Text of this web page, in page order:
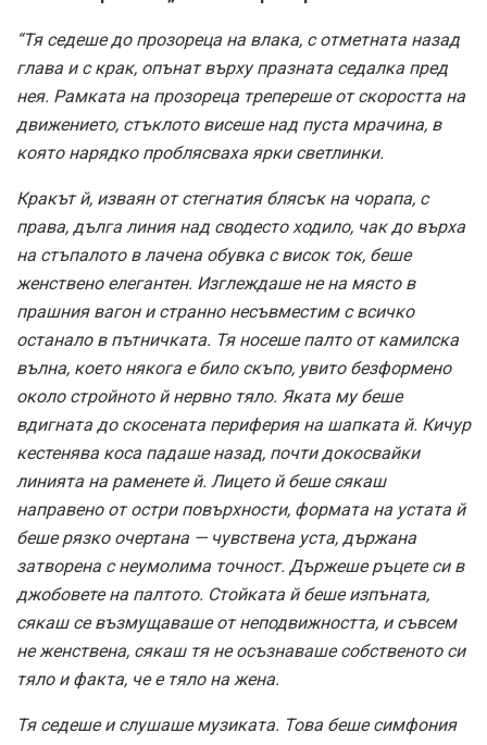
“Тя седеше до прозореца на влака, с отметната назад
глава и с крак, опънат върху празната седалка пред
нея. Рамката на прозореца трепереше от скоростта на
движението, стъклото висеше над пуста мрачина, в
която нарядко проблясваха ярки светлинки.
Кракът й, изваян от стегнатия блясък на чорапа, с
права, дълга линия над сводесто ходило, чак до върха
на стъпалото в лачена обувка с висок ток, беше
женствено елегантен. Изглеждаше не на място в
прашния вагон и странно несъвместим с всичко
останало в пътничката. Тя носеше палто от камилска
вълна, което някога е било скъпо, увито безформено
около стройното й нервно тяло. Яката му беше
вдигната до скосената периферия на шапката й. Кичур
кестенява коса падаше назад, почти докосвайки
линията на раменете й. Лицето й беше сякаш
направено от остри повърхности, формата на устата й
беше рязко очертана — чувствена уста, държана
затворена с неумолима точност. Държеше ръцете си в
джобовете на палтото. Стойката й беше изпъната,
сякаш се възмущаваше от неподвижността, и съвсем
не женствена, сякаш тя не осъзнаваше собственото си
тяло и факта, че е тяло на жена.
Тя седеше и слушаше музиката. Това беше симфония